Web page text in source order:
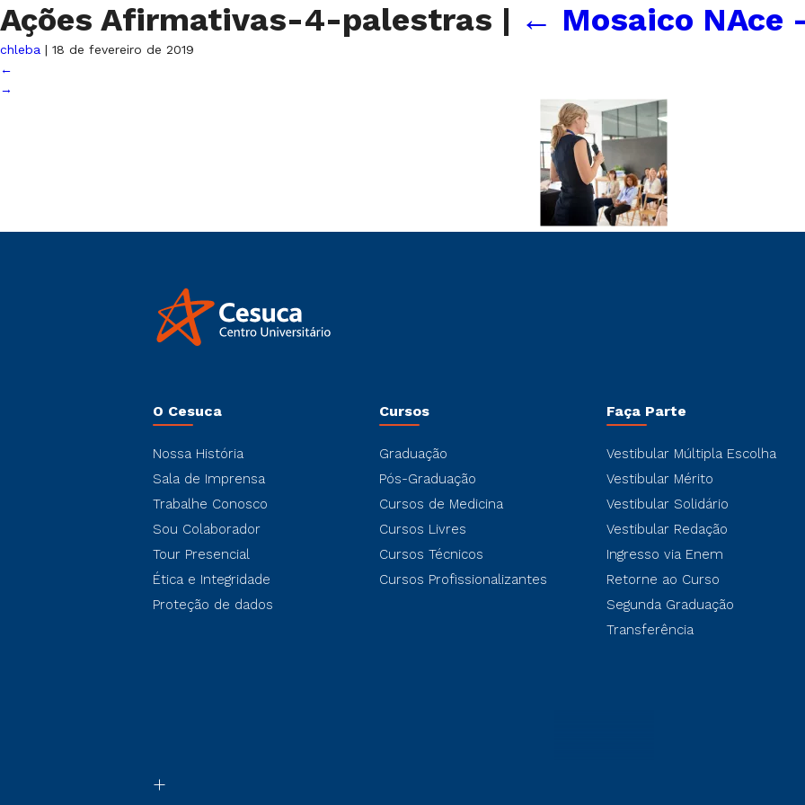
Ações Afirmativas-4-palestras | ← Mosaico NAce
chleba | 18 de fevereiro de 2019
←
→
O Cesuca
Nossa História
Sala de Imprensa
Trabalhe Conosco
Sou Colaborador
Tour Presencial
Ética e Integridade
Proteção de dados
Cursos
Graduação
Pós-Graduação
Cursos de Medicina
Cursos Livres
Cursos Técnicos
Cursos Profissionalizantes
Faça Parte
Vestibular Múltipla Escolha
Vestibular Mérito
Vestibular Solidário
Vestibular Redação
Ingresso via Enem
Retorne ao Curso
Segunda Graduação
Transferência